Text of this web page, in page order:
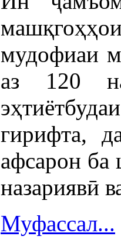
мудофиаи
аз 120
гирифта,
афсарон ба
назариявӣ
Муфассал...